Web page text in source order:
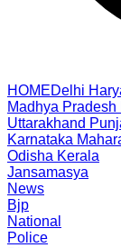
HOMEDelhi
Madhya Pradesh
Uttarakhand
Karnataka
Odisha Kerala
Jansamasya
News
Bjp
National
Police